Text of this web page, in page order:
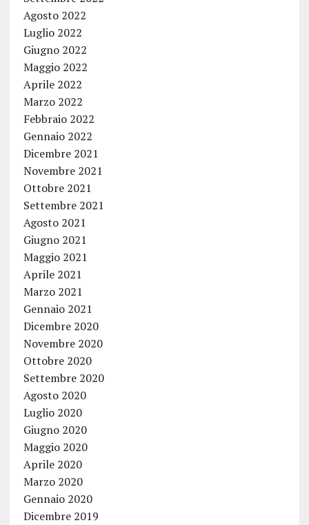
Agosto 2022
Luglio 2022
Giugno 2022
Maggio 2022
Aprile 2022
Marzo 2022
Febbraio 2022
Gennaio 2022
Dicembre 2021
Novembre 2021
Ottobre 2021
Settembre 2021
Agosto 2021
Giugno 2021
Maggio 2021
Aprile 2021
Marzo 2021
Gennaio 2021
Dicembre 2020
Novembre 2020
Ottobre 2020
Settembre 2020
Agosto 2020
Luglio 2020
Giugno 2020
Maggio 2020
Aprile 2020
Marzo 2020
Gennaio 2020
Dicembre 2019